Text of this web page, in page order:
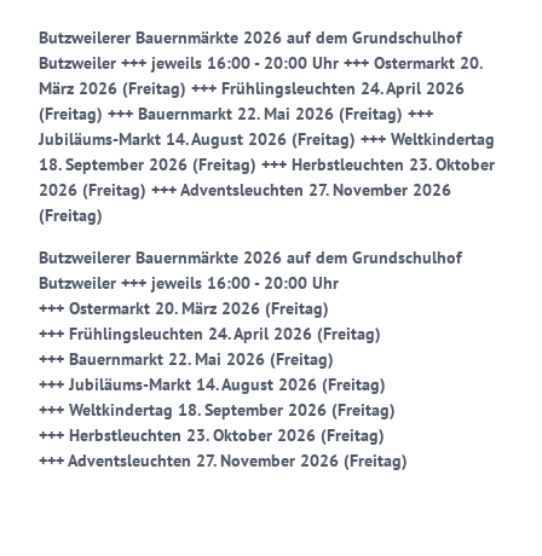
Butzweilerer Bauernmärkte 2026 auf dem Grundschulhof
Butzweiler +++ jeweils 16:00 - 20:00 Uhr +++ Ostermarkt 20.
März 2026 (Freitag) +++ Frühlingsleuchten 24. April 2026
(Freitag) +++ Bauernmarkt 22. Mai 2026 (Freitag) +++
Jubiläums-Markt 14. August 2026 (Freitag) +++ Weltkindertag
18. September 2026 (Freitag) +++ Herbstleuchten 23. Oktober
2026 (Freitag) +++ Adventsleuchten 27. November 2026
(Freitag)
Butzweilerer Bauernmärkte 2026 auf dem Grundschulhof
Butzweiler +++ jeweils 16:00 - 20:00 Uhr
+++ Ostermarkt 20. März 2026 (Freitag)
+++ Frühlingsleuchten 24. April 2026 (Freitag)
+++ Bauernmarkt 22. Mai 2026 (Freitag)
+++ Jubiläums-Markt 14. August 2026 (Freitag)
+++ Weltkindertag 18. September 2026 (Freitag)
+++ Herbstleuchten 23. Oktober 2026 (Freitag)
+++ Adventsleuchten 27. November 2026 (Freitag)